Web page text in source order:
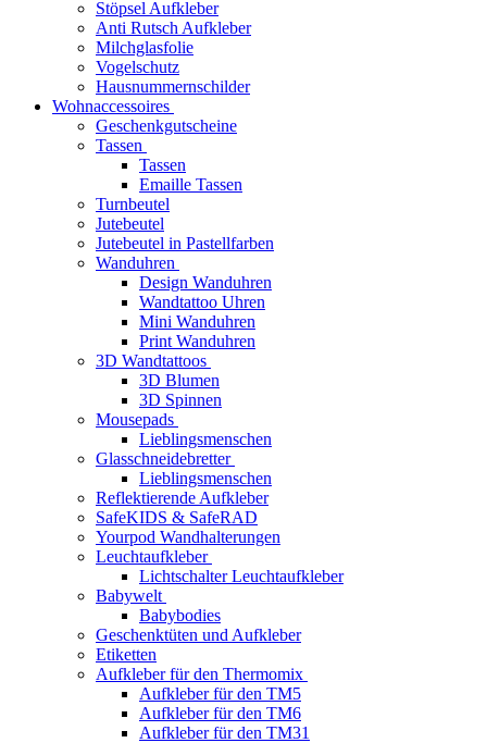
Stöpsel Aufkleber
Anti Rutsch Aufkleber
Milchglasfolie
Vogelschutz
Hausnummernschilder
Wohnaccessoires
Geschenkgutscheine
Tassen
Tassen
Emaille Tassen
Turnbeutel
Jutebeutel
Jutebeutel in Pastellfarben
Wanduhren
Design Wanduhren
Wandtattoo Uhren
Mini Wanduhren
Print Wanduhren
3D Wandtattoos
3D Blumen
3D Spinnen
Mousepads
Lieblingsmenschen
Glasschneidebretter
Lieblingsmenschen
Reflektierende Aufkleber
SafeKIDS & SafeRAD
Yourpod Wandhalterungen
Leuchtaufkleber
Lichtschalter Leuchtaufkleber
Babywelt
Babybodies
Geschenktüten und Aufkleber
Etiketten
Aufkleber für den Thermomix
Aufkleber für den TM5
Aufkleber für den TM6
Aufkleber für den TM31